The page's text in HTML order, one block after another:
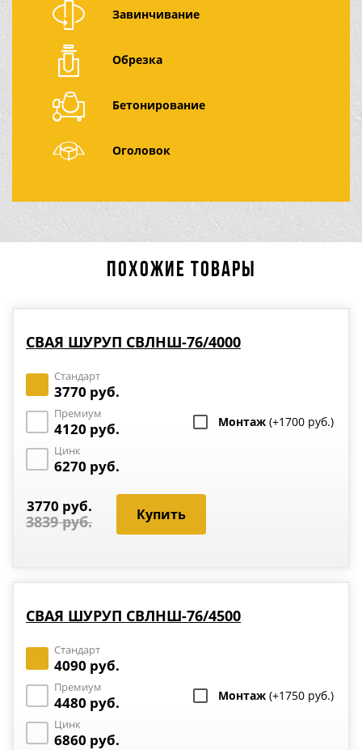
Завинчивание
Обрезка
Бетонирование
Оголовок
ПОХОЖИЕ ТОВАРЫ
СВАЯ ШУРУП СВЛНШ-76/4000
Стандарт
3770 руб.
Премиум
4120 руб.
Цинк
6270 руб.
Монтаж (+1700 руб.)
3770 руб.
3839 руб.
СВАЯ ШУРУП СВЛНШ-76/4500
Стандарт
4090 руб.
Премиум
4480 руб.
Цинк
6860 руб.
Монтаж (+1750 руб.)